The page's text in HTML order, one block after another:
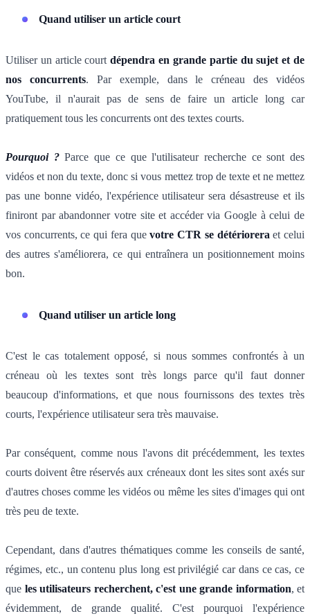
Quand utiliser un article court
Utiliser un article courtdépendra en grande partie du sujet et de
nos concurrents. Par exemple, dans le créneau des vidéos
YouTube, il n'aurait pas de sens de faire un article long car
pratiquement tous les concurrents ont des textes courts.
Pourquoi ?Parce que ce que l'utilisateur recherche ce sont des
vidéos et non du texte, donc si vous mettez trop de texte et ne mettez
pas une bonne vidéo, l'expérience utilisateur sera désastreuse et ils
finiront par abandonner votre site et accéder via Google à celui de
vos concurrents, ce qui fera quevotre CTR se détériorera et celui
des autres s'améliorera, ce qui entraînera un positionnement moins
bon.
Quand utiliser un article long
C'est le cas totalement opposé, si nous sommes confrontés à un
créneau où les textes sont très longs parce qu'il faut donner
beaucoup d'informations, et que nous fournissons des textes très
courts, l'expérience utilisateur sera très mauvaise.
Par conséquent, comme nous l'avons dit précédemment, les textes
courts doivent être réservés aux créneaux dont les sites sont axés sur
d'autres choses comme les vidéos ou même les sites d'images qui ont
très peu de texte.
Cependant, dans d'autres thématiques comme les conseils de santé,
régimes, etc., un contenu plus long est privilégié car dans ce cas, ce
que les utilisateurs recherchent, c'est une grande information, et
évidemment, de grande qualité. C'est pourquoi l'expérience